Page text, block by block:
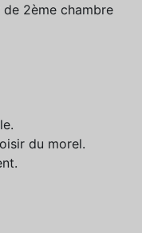
2ème chambre
du morel.